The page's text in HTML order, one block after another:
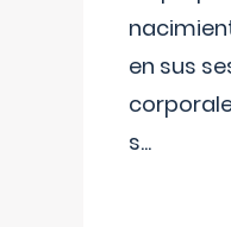
en sus
s...